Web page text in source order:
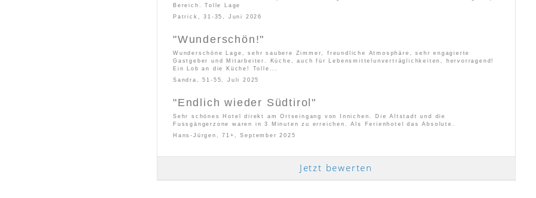
Bereich. Tolle Lage
Patrick, 31-35, Juni 2026
"Wunderschön!"
Wunderschöne Lage, sehr saubere Zimmer, freundliche Atmosphäre, sehr engagierte
Gastgeber und Mitarbeiter. Küche, auch für Lebensmittelunverträglichkeiten, hervorragend!
Ein Lob an die Küche! Tolle...
Sandra, 51-55, Juli 2025
"Endlich wieder Südtirol"
Sehr schönes Hotel direkt am Ortseingang von Innichen. Die Altstadt und die
Fussgängerzone waren in 3 Minuten zu erreichen. Als Ferienhotel das Absolute.
Hans-Jürgen, 71+, September 2025
Jetzt bewerten